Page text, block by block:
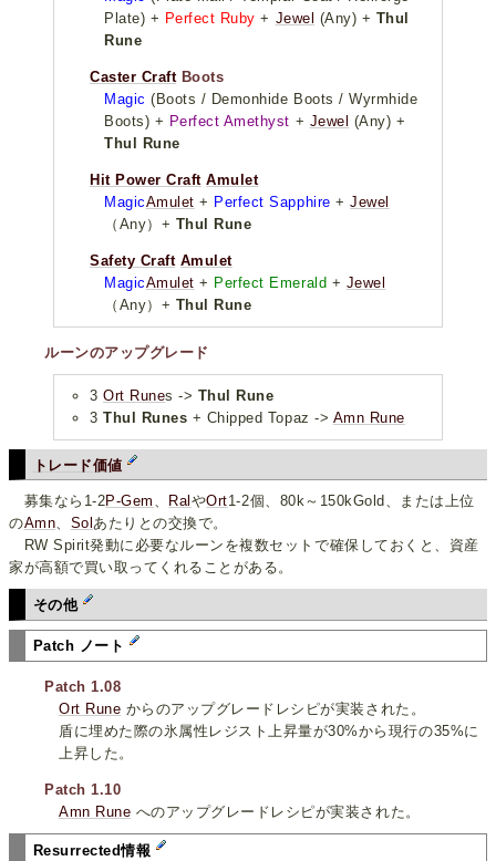
Plate) + Perfect Ruby + Jewel (Any) + Thul
Rune
Caster CraftBoots
Magic (Boots / Demonhide Boots / Wyrmhide
Boots) + Perfect Amethyst + Jewel (Any) +
Thul Rune
Hit Power Craft Amulet
MagicAmulet + Perfect Sapphire +Jewel
（Any）+ Thul Rune
Safety Craft Amulet
MagicAmulet + Perfect Emerald + Jewel
（Any）+ Thul Rune
ルーンのアップグレード
3Ort Runes -> Thul Rune
3Thul Runes + Chipped Topaz -> Amn Rune
トレード価値
募集なら1-2P-Gem 、 Ral やOrt1-2個、80k～150kGold、または上位
のAmn、 Solあたりとの交換で。
RW Spirit発動に必要なルーンを複数セットで確保しておくと、資産
家が高額で買い取ってくれることがある。
その他
Patch ノート
Patch 1.08
Ort Rune からのアップグレードレシピが実装された。
盾に埋めた際の氷属性レジスト上昇量が30%から現行の35%に
上昇した。
Patch 1.10
Amn Rune へのアップグレードレシピが実装された。
Resurrected情報